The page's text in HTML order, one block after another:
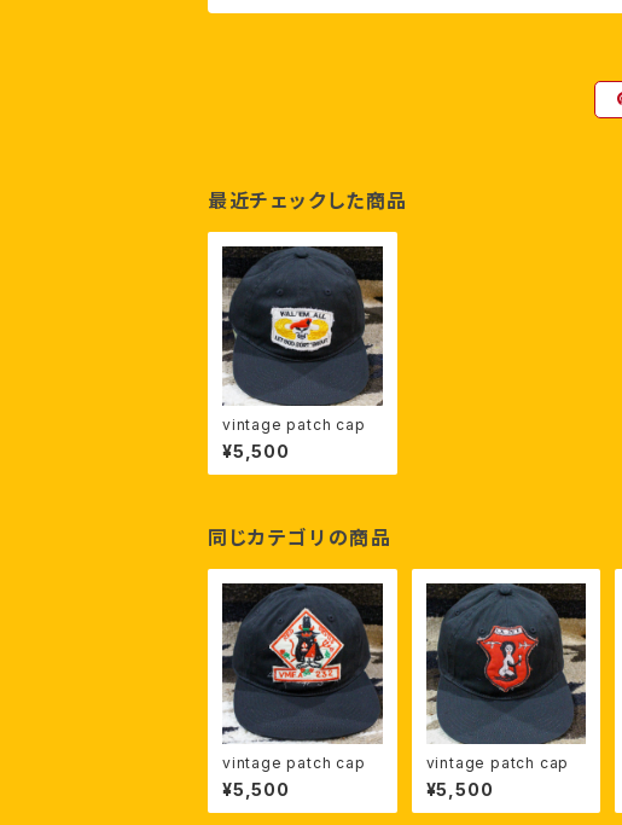
最近チェックした商品
vintage patch cap
¥5,500
同じカテゴリの商品
vintage patch cap
¥5,500
vintage patch cap
¥5,500